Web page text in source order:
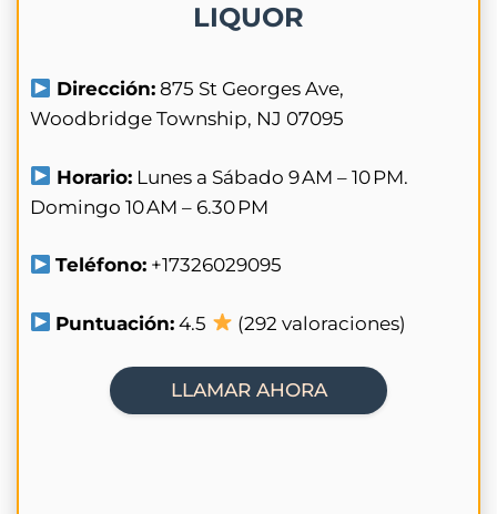
LIQUOR
Dirección: 875 St Georges Ave,
Woodbridge Township, NJ 07095
Horario: Lunes a Sábado 9 AM – 10 PM.
Domingo 10 AM – 6.30 PM
Teléfono: +17326029095
Puntuación: 4.5 (292 valoraciones)
LLAMAR AHORA